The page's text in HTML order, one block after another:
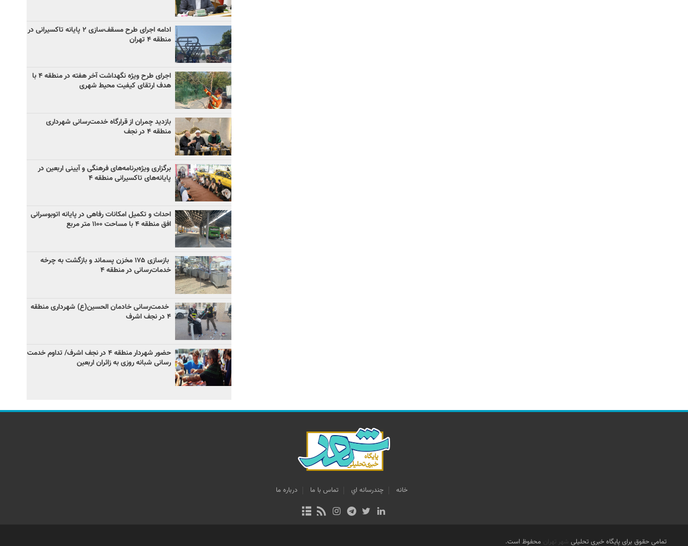
ادامه اجرای طرح مسقف‌سازی ۲ پایانه تاکسیرانی در
منطقه ۴ تهران
اجرای طرح ویژه نگهداشت آخر هفته در منطقه ۴ با
هدف ارتقای کیفیت محیط شهری
بازدید چمران از قرارگاه خدمت‌رسانی شهرداری
منطقه ۴ در نجف
برگزاری ویژه‌برنامه‌های فرهنگی و آیینی اربعین در
پایانه‌های تاکسیرانی منطقه ۴
احداث و تکمیل امکانات رفاهی در پایانه اتوبوسرانی
افق منطقه ۴ با مساحت ۱۱۰۰ متر مربع
بازسازی ۱۷۵ مخزن پسماند و بازگشت به چرخه
خدمات‌رسانی در منطقه ۴
خدمت‌رسانی خادمان الحسین(ع) شهرداری منطقه
۴ در نجف اشرف
حضور شهردار منطقه ۴ در نجف اشرف/ تداوم خدمت
رسانی شبانه روزی به زائران اربعین
خانه چندرسانه اي تماس با ما درباره ما
تمامی حقوق برای پایگاه خبری تحلیلی شهر تهران محفوظ است.